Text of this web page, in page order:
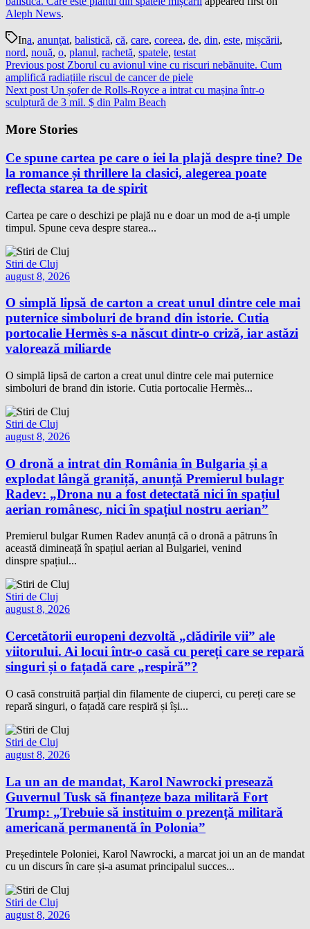
Aleph News.
Ina, anunţat, balistică, că, care, coreea, de, din, este, mișcării,
nord, nouă, o, planul, rachetă, spatele, testat
Previous post Zborul cu avionul vine cu riscuri nebănuite. Cum
amplifică radiațiile riscul de cancer de piele
Next post Un șofer de Rolls-Royce a intrat cu mașina într-o
sculptură de 3 mil. $ din Palm Beach
More Stories
Ce spune cartea pe care o iei la plajă despre tine? De
la romance și thrillere la clasici, alegerea poate
reflecta starea ta de spirit
Cartea pe care o deschizi pe plajă nu e doar un mod de a-ți umple
timpul. Spune ceva despre starea...
Stiri de Cluj
august 8, 2026
O simplă lipsă de carton a creat unul dintre cele mai
puternice simboluri de brand din istorie. Cutia
portocalie Hermès s-a născut dintr-o criză, iar astăzi
valorează miliarde
O simplă lipsă de carton a creat unul dintre cele mai puternice
simboluri de brand din istorie. Cutia portocalie Hermès...
Stiri de Cluj
august 8, 2026
O dronă a intrat din România în Bulgaria și a
explodat lângă graniță, anunță Premierul bulagr
Radev: „Drona nu a fost detectată nici în spațiul
aerian românesc, nici în spațiul nostru aerian”
Premierul bulgar Rumen Radev anunță că o dronă a pătruns în
această dimineață în spațiul aerian al Bulgariei, venind
dinspre spațiul...
Stiri de Cluj
august 8, 2026
Cercetătorii europeni dezvoltă „clădirile vii” ale
viitorului. Ai locui într-o casă cu pereți care se repară
singuri și o fațadă care „respiră”?
O casă construită parțial din filamente de ciuperci, cu pereți care se
repară singuri, o fațadă care respiră și își...
Stiri de Cluj
august 8, 2026
La un an de mandat, Karol Nawrocki presează
Guvernul Tusk să finanțeze baza militară Fort
Trump: „Trebuie să instituim o prezență militară
americană permanentă în Polonia”
Președintele Poloniei, Karol Nawrocki, a marcat joi un an de mandat
cu un discurs în care și-a asumat principalul succes...
Stiri de Cluj
august 8, 2026